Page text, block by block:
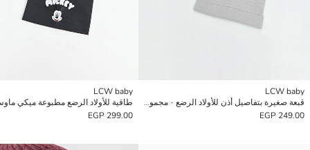
LCW baby
قبعة صغيرة بتفاصيل أذن للأولاد الرضع - مجموعتين
249.00 EGP
LCW baby
299.00 EGP